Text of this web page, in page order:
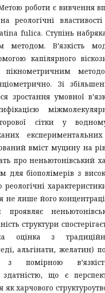
роботи є вивчення
реологічні
fulica. Ступінь
методом. В’язкість
капілярного
пікнометричним
Зі
зростання умовної
сітки у
вміст муцину на
про неньютонівський
для біополімерів з
не лише його
структури
оцінка з
альгінати, желатин)
з помірною
здатністю, що є
харчового